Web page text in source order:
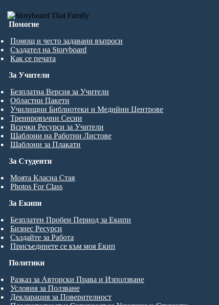
Помогне
Помощ и често задавани въпроси
Създател на Storyboard
Как се печата
За Студенти
Моята Класна Стая
Photos For Class
За Учители
Безплатна Версия за Учители
Областни Пакети
Училищни Библиотеки и Медийни Центрове
Тренировъчни Сесии
Всички Ресурси за Учители
Шаблони на Работни Листове
Шаблони за Плакати
За Екипи
Безплатен Пробен Период за Екипи
Бизнес Ресурси
Създайте за Работа
Присъединете се към моя Екип
Политики
Разказ за Авторски Права и Използване
Условия за Ползване
Декларация за Поверителност